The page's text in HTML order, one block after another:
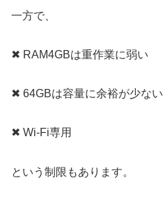
一方で、
✖ RAM4GBは重作業に弱い
✖ 64GBは容量に余裕が少ない
✖ Wi-Fi専用
という制限もあります。